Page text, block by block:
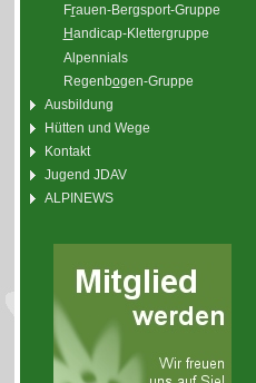
Frauen-Bergsport-Gruppe
Handicap-Klettergruppe
Alpennials
Regenbogen-Gruppe
Ausbildung
Hütten und Wege
Kontakt
Jugend JDAV
ALPINEWS